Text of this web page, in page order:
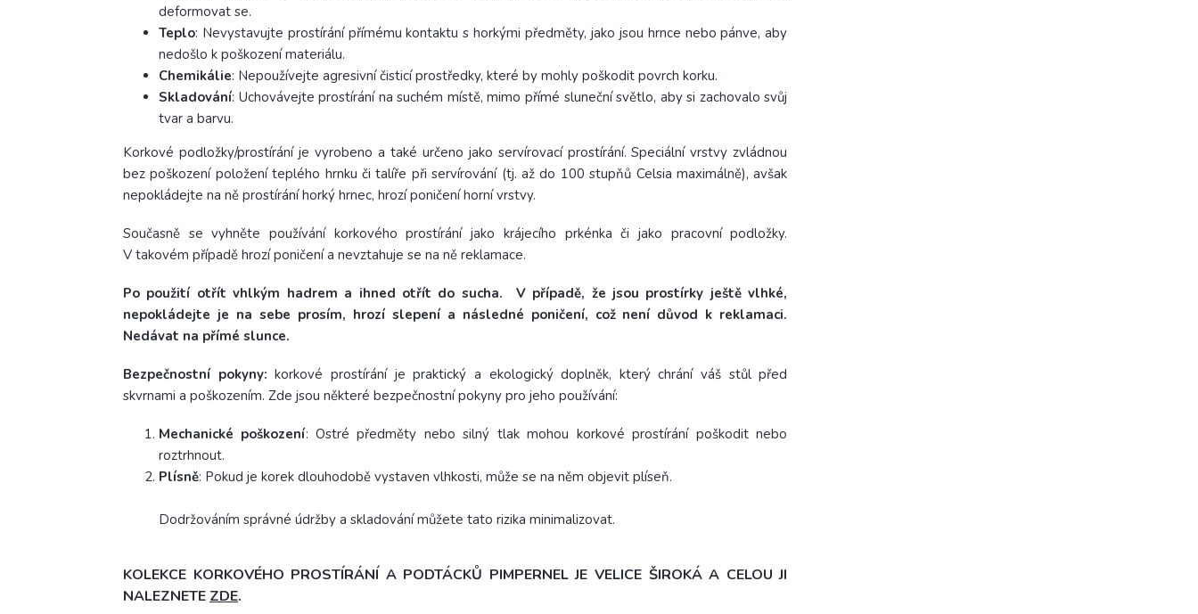
deformovat se.
Teplo: Nevystavujte prostírání přímému kontaktu s horkými předměty, jako jsou hrnce nebo pánve, aby
nedošlo k poškození materiálu.
Chemikálie: Nepoužívejte agresivní čisticí prostředky, které by mohly poškodit povrch korku.
Skladování: Uchovávejte prostírání na suchém místě, mimo přímé sluneční světlo, aby si zachovalo svůj
tvar a barvu.
Korkové podložky/prostírání je vyrobeno a také určeno jako servírovací prostírání. Speciální vrstvy zvládnou
bez poškození položení teplého hrnku či talíře při servírování (tj. až do 100 stupňů Celsia maximálně), avšak
nepokládejte na ně prostírání horký hrnec, hrozí poničení horní vrstvy.
Současně se vyhněte používání korkového prostírání jako krájecího prkénka či jako pracovní podložky.
V takovém případě hrozí poničení a nevztahuje se na ně reklamace.
Po použití otřít vhlkým hadrem a ihned otřít do sucha. V případě, že jsou prostírky ještě vlhké,
nepokládejte je na sebe prosím, hrozí slepení a následné poničení, což není důvod k reklamaci.
Nedávat na přímé slunce.
Bezpečnostní pokyny:korkové prostírání je praktický a ekologický doplněk, který chrání váš stůl před
skvrnami a poškozením. Zde jsou některé bezpečnostní pokyny pro jeho používání:
Mechanické poškození: Ostré předměty nebo silný tlak mohou korkové prostírání poškodit nebo
roztrhnout.
Plísně: Pokud je korek dlouhodobě vystaven vlhkosti, může se na něm objevit plíseň.
Dodržováním správné údržby a skladování můžete tato rizika minimalizovat.
KOLEKCE KORKOVÉHO PROSTÍRÁNÍ A PODTÁCKŮ PIMPERNEL JE VELICE ŠIROKÁ A CELOU JI
NALEZNETE ZDE.